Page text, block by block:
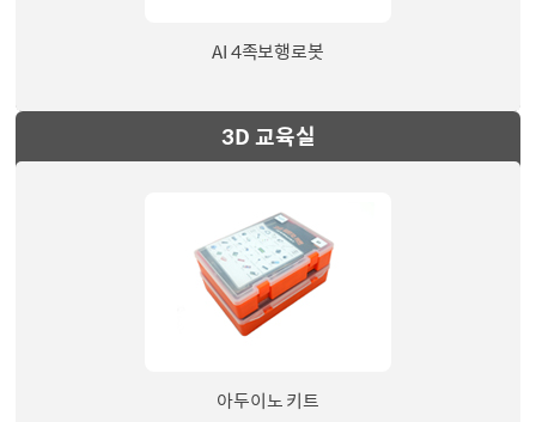
AI 4족보행로봇
3D 교육실
아두이노 키트